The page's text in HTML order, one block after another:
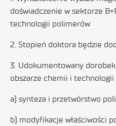
doświadczenie w sektorze
technologii polimerów
2. Stopień doktora będzie
3. Udokumentowany
obszarze chemii i
a) synteza i przetwórstwo
b) modyfikacje właściwości